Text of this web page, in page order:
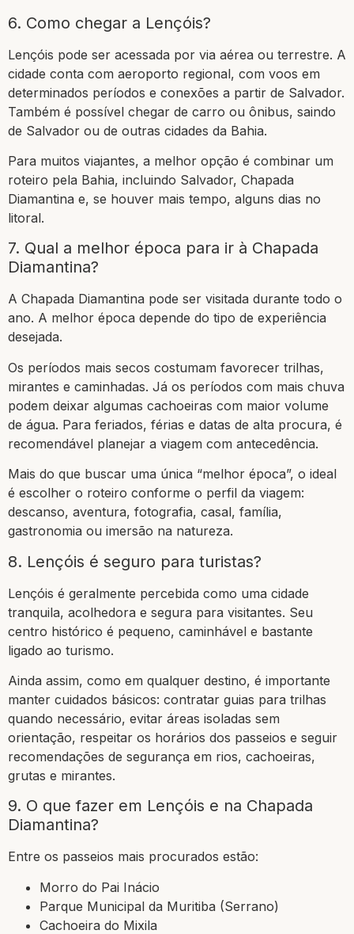
6. Como chegar a Lençóis?
Lençóis pode ser acessada por via aérea ou terrestre. A
cidade conta com aeroporto regional, com voos em
determinados períodos e conexões a partir de Salvador.
Também é possível chegar de carro ou ônibus, saindo
de Salvador ou de outras cidades da Bahia.
Para muitos viajantes, a melhor opção é combinar um
roteiro pela Bahia, incluindo Salvador, Chapada
Diamantina e, se houver mais tempo, alguns dias no
litoral.
7. Qual a melhor época para ir à Chapada
Diamantina?
A Chapada Diamantina pode ser visitada durante todo o
ano. A melhor época depende do tipo de experiência
desejada.
Os períodos mais secos costumam favorecer trilhas,
mirantes e caminhadas. Já os períodos com mais chuva
podem deixar algumas cachoeiras com maior volume
de água. Para feriados, férias e datas de alta procura, é
recomendável planejar a viagem com antecedência.
Mais do que buscar uma única “melhor época”, o ideal
é escolher o roteiro conforme o perfil da viagem:
descanso, aventura, fotografia, casal, família,
gastronomia ou imersão na natureza.
8. Lençóis é seguro para turistas?
Lençóis é geralmente percebida como uma cidade
tranquila, acolhedora e segura para visitantes. Seu
centro histórico é pequeno, caminhável e bastante
ligado ao turismo.
Ainda assim, como em qualquer destino, é importante
manter cuidados básicos: contratar guias para trilhas
quando necessário, evitar áreas isoladas sem
orientação, respeitar os horários dos passeios e seguir
recomendações de segurança em rios, cachoeiras,
grutas e mirantes.
9. O que fazer em Lençóis e na Chapada
Diamantina?
Entre os passeios mais procurados estão:
Morro do Pai Inácio
Parque Municipal da Muritiba (Serrano)
Cachoeira do Mixila